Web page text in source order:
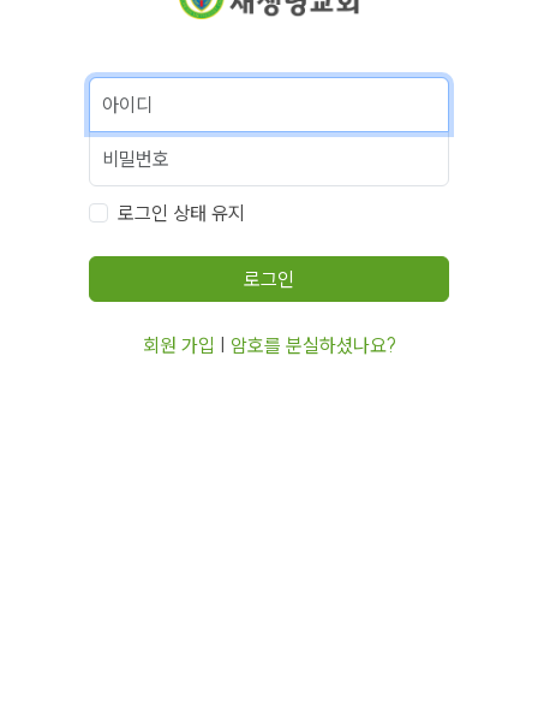
로그인 상태 유지
로그인
회원 가입 암호를 분실하셨나요?